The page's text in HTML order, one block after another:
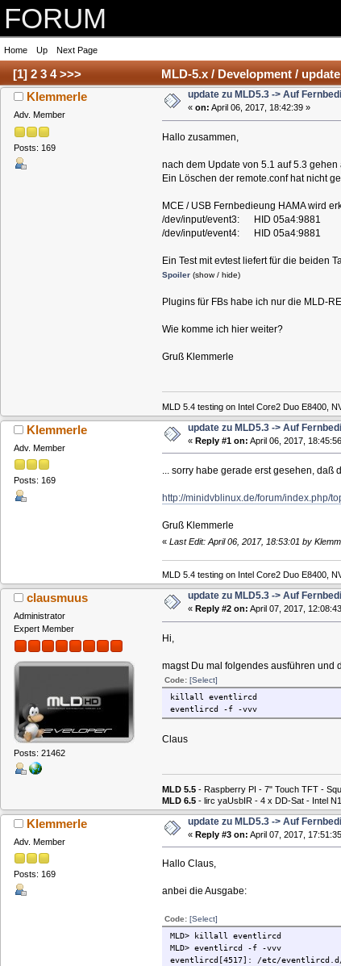
FORUM
Home Up Next Page
[1]2 3 4 >>>
MLD-5.x / Development /
Klemmerle
Adv. Member
Posts: 169
update zu MLD5.3 -> Auf
« on: April 06, 2017, 18:42:39 »
Hallo zusammen,
nach dem Update von 5.1 auf 5.3
Ein Löschen der remote.conf hat nicht
MCE / USB Fernbedieung HAMA wird
/dev/input/event3: HID 05a4:9881
/dev/input/event4: HID 05a4:9881
Ein Test mit evtest liefert für die beiden
Spoiler(show / hide)
Plugins für FBs habe ich nur die MLD-
Wie komme ich hier weiter?
Gruß Klemmerle
MLD 5.4 testing on Intel Core2 Duo E8400,
Klemmerle
Adv. Member
Posts: 169
update zu MLD5.3 -> Auf
« Reply #1 on: April 06, 2017,
... sorry habe gerade erst gesehen,
http://minidvblinux.de/forum/index.php/
Gruß Klemmerle
« Last Edit: April 06, 2017, 18:53:01 by
MLD 5.4 testing on Intel Core2 Duo E8400,
clausmuus
Administrator
Expert Member
Posts: 21462
update zu MLD5.3 -> Auf
« Reply #2 on: April 07, 2017,
Hi,
magst Du mal folgendes ausführen und
Code: [Select]
killall eventlircd
eventlircd -f -vvv
Claus
MLD 5.5- Raspberry PI - 7" Touch TFT -
MLD 6.5- lirc yaUsbIR - 4 x DD-Sat - Intel
Klemmerle
Adv. Member
Posts: 169
update zu MLD5.3 -> Auf
« Reply #3 on: April 07, 2017,
Hallo Claus,
anbei die Ausgabe:
Code: [Select]
MLD> killall eventlircd
MLD> eventlircd -f -vvv
eventlircd[4517]: /etc/eventlircd.d/